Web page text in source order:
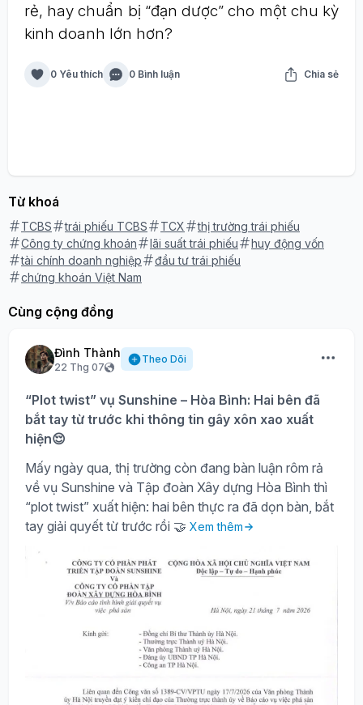
rẻ, hay chuẩn bị “đạn dược” cho một chu kỳ
kinh doanh lớn hơn?
0 Yêu thích 0 Bình luận Chia sẻ
Từ khoá
TCBS trái phiếu TCBS TCX
thị trường trái phiếu
Công ty chứng khoán
lãi suất trái phiếu
huy động vốn
tài chính doanh nghiệp
đầu tư trái phiếu
chứng khoán Việt Nam
Cùng cộng đồng
Đình Thành
22 Thg 07
Theo Dõi
“Plot twist” vụ Sunshine – Hòa Bình: Hai bên đã
bắt tay từ trước khi thông tin gây xôn xao xuất
hiện😌
Mấy ngày qua, thị trường còn đang bàn luận rôm rả
về vụ Sunshine và Tập đoàn Xây dựng Hòa Bình thì
“plot twist” xuất hiện: hai bên thực ra đã dọn bàn, bắt
tay giải quyết từ trước rồi 🤝 Xem thêm